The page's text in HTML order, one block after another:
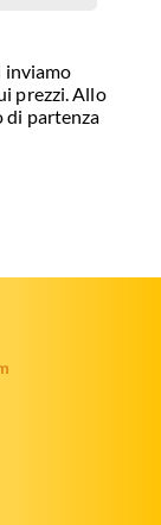
inviamo
prezzi. Allo
di partenza